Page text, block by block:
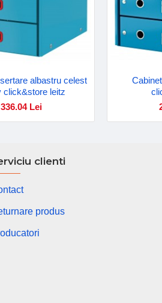
albastru celest
click&store leitz
336.04 Lei
clienti
produs